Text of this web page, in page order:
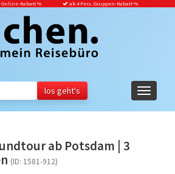
Online-Rabatt % ab 4 Pers. Gruppen-Rabatt %
ab Potsdam | 3
(ID: 1581-912)